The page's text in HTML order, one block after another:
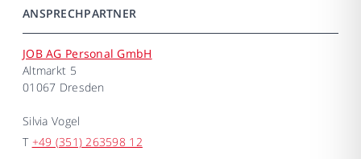
ANSPRECHPARTNER
JOB AG Personal GmbH
Altmarkt 5
01067 Dresden
Silvia Vogel
T +49 (351) 263598 12